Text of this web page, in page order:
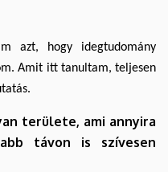
azt, hogy idegtudomány
Amit itt tanultam, teljesen
területe, ami annyira
távon is szívesen